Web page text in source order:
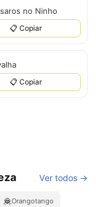
no Ninho
📋 Copiar
📋 Copiar
Ver todos →
🦧Orangotango